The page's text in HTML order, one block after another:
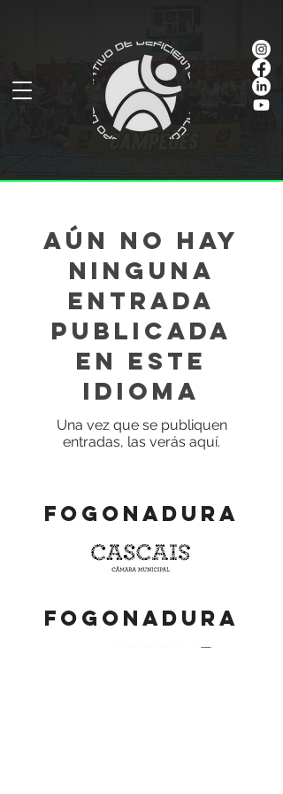
Aún no hay
ninguna
entrada
publicada
en este
idioma
Una vez que se publiquen
entradas, las verás aquí.
fogonadura
fogonadura